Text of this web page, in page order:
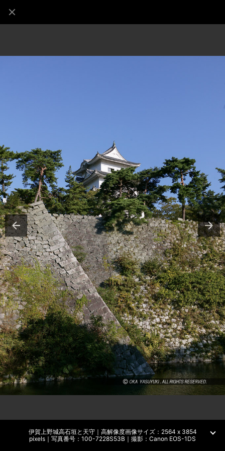
伊賀上野城高石垣と天守｜高解像度画像サイズ：2564 x 3854
pixels｜写真番号：100-7228S53B｜撮影：Canon EOS-1DS